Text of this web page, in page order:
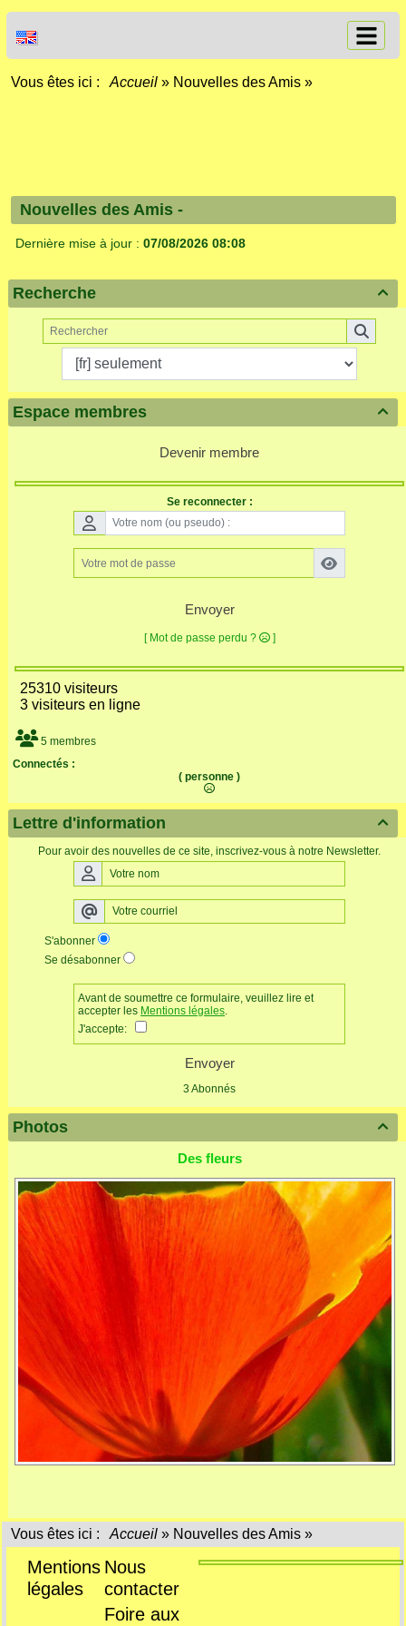
Vous êtes ici : Accueil » Nouvelles des Amis »
Nouvelles des Amis -
Dernière mise à jour : 07/08/2026 08:08

Recherche

Espace membres
Devenir membre
Se reconnecter :
Envoyer
[ Mot de passe perdu ? ]
25310 visiteurs
3 visiteurs en ligne
5 membres
Connectés :
( personne )

Lettre d'information
Pour avoir des nouvelles de ce site, inscrivez-vous à notre Newsletter.
S'abonner
Se désabonner
Avant de soumettre ce formulaire, veuillez lire et
accepter les Mentions légales.
J'accepte:
Envoyer
3 Abonnés

Photos
Des fleurs
Vous êtes ici : Accueil » Nouvelles des Amis »
Mentions
légales
Nous
contacter
Foire aux